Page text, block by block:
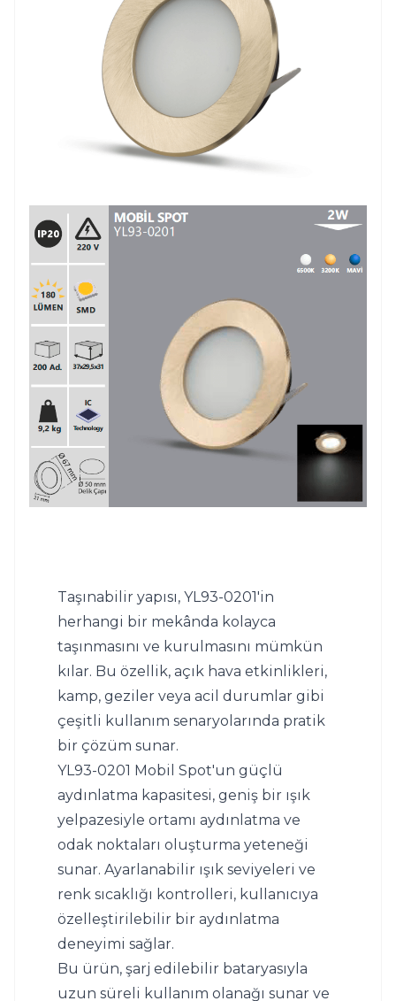
Taşınabilir yapısı, YL93-0201'in
herhangi bir mekânda kolayca
taşınmasını ve kurulmasını mümkün
kılar. Bu özellik, açık hava etkinlikleri,
kamp, geziler veya acil durumlar gibi
çeşitli kullanım senaryolarında pratik
bir çözüm sunar.
YL93-0201 Mobil Spot'un güçlü
aydınlatma kapasitesi, geniş bir ışık
yelpazesiyle ortamı aydınlatma ve
odak noktaları oluşturma yeteneği
sunar. Ayarlanabilir ışık seviyeleri ve
renk sıcaklığı kontrolleri, kullanıcıya
özelleştirilebilir bir aydınlatma
deneyimi sağlar.
Bu ürün, şarj edilebilir bataryasıyla
uzun süreli kullanım olanağı sunar ve